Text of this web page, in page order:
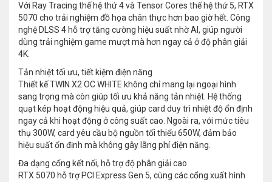
Với Ray Tracing thế hệ thứ 4 và Tensor Cores thế hệ thứ 5, RTX
5070 cho trải nghiệm đồ họa chân thực hơn bao giờ hết. Công
nghệ DLSS 4 hỗ trợ tăng cường hiệu suất nhờ AI, giúp người
dùng trải nghiệm game mượt mà hơn ngay cả ở độ phân giải
4K.
Tản nhiệt tối ưu, tiết kiệm điện năng
Thiết kế TWIN X2 OC WHITE không chỉ mang lại ngoại hình
sang trọng mà còn giúp tối ưu khả năng tản nhiệt. Hệ thống
quạt kép hoạt động hiệu quả, giúp card duy trì nhiệt độ ổn định
ngay cả khi hoạt động ở công suất cao. Ngoài ra, với mức tiêu
thụ 300W, card yêu cầu bộ nguồn tối thiểu 650W, đảm bảo
hiệu suất ổn định mà không gây lãng phí điện năng.
Đa dạng cổng kết nối, hỗ trợ độ phân giải cao
RTX 5070 hỗ trợ PCI Express Gen 5, cùng các cổng xuất hình